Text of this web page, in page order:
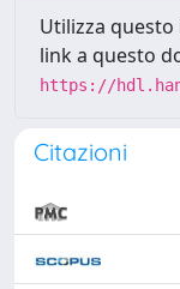
Utilizza
link a questo
https://
Citazioni